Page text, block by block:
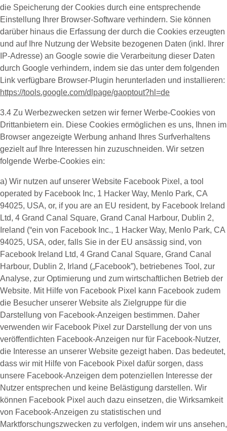
die Speicherung der Cookies durch eine entsprechende
Einstellung Ihrer Browser-Software verhindern. Sie können
darüber hinaus die Erfassung der durch die Cookies erzeugten
und auf Ihre Nutzung der Website bezogenen Daten (inkl. Ihrer
IP-Adresse) an Google sowie die Verarbeitung dieser Daten
durch Google verhindern, indem sie das unter dem folgenden
Link verfügbare Browser-Plugin herunterladen und installieren:
https://tools.google.com/dlpage/gaoptout?hl=de
3.4 Zu Werbezwecken setzen wir ferner Werbe-Cookies von
Drittanbietern ein. Diese Cookies ermöglichen es uns, Ihnen im
Browser angezeigte Werbung anhand Ihres Surfverhaltens
gezielt auf Ihre Interessen hin zuzuschneiden. Wir setzen
folgende Werbe-Cookies ein:
a) Wir nutzen auf unserer Website Facebook Pixel , a tool
operated by Facebook Inc, 1 Hacker Way, Menlo Park, CA
94025, USA, or, if you are an EU resident, by Facebook Ireland
Ltd, 4 Grand Canal Square, Grand Canal Harbour, Dublin 2,
Ireland (“ein von Facebook Inc., 1 Hacker Way, Menlo Park, CA
94025, USA, oder, falls Sie in der EU ansässig sind, von
Facebook Ireland Ltd, 4 Grand Canal Square, Grand Canal
Harbour, Dublin 2, Irland („Facebook”), betriebenes Tool, zur
Analyse, zur Optimierung und zum wirtschaftlichen Betrieb der
Website. Mit Hilfe von Facebook Pixel kann Facebook zudem
die Besucher unserer Website als Zielgruppe für die
Darstellung von Facebook-Anzeigen bestimmen. Daher
verwenden wir Facebook Pixel zur Darstellung der von uns
veröffentlichten Facebook-Anzeigen nur für Facebook-Nutzer,
die Interesse an unserer Website gezeigt haben. Das bedeutet,
dass wir mit Hilfe von Facebook Pixel dafür sorgen, dass
unsere Facebook-Anzeigen dem potenziellen Interesse der
Nutzer entsprechen und keine Belästigung darstellen. Wir
können Facebook Pixel auch dazu einsetzen, die Wirksamkeit
von Facebook-Anzeigen zu statistischen und
Marktforschungszwecken zu verfolgen, indem wir uns ansehen,